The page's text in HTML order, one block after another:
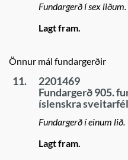
Fundargerð í sex liðum.
Lagt fram.
Önnur mál fundargerðir
11.
2201469
Fundargerð 905.
íslenskra
Fundargerð í einum lið.
Lagt fram.